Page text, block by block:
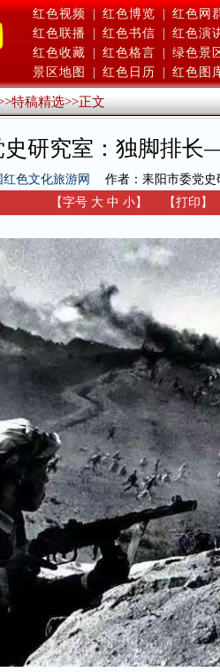
红色视频 | 红色博览 | 红色网
红色联播
红色书信 红色演
红色收藏
红色格言 绿色景
景区地图
红色日历 红色图
特稿精选>>正文
史研究室：独脚排长
色文化旅游网 作者：耒阳市委党史
【字号 大 中 小】 【打印 】